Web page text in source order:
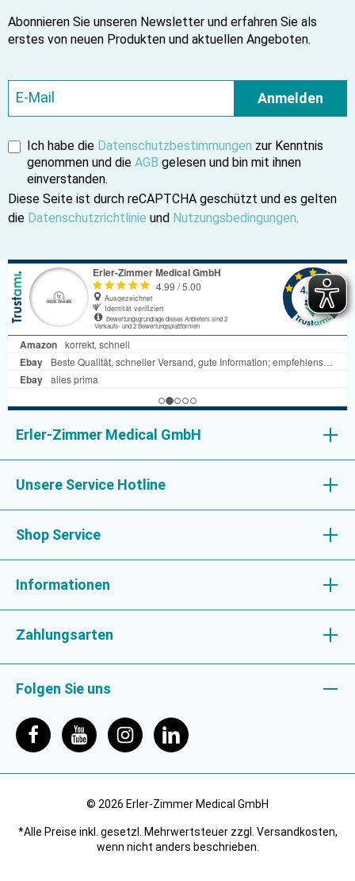
Abonnieren Sie unseren Newsletter und erfahren Sie als
erstes von neuen Produkten und aktuellen Angeboten.
Anmelden
Ich habe die Datenschutzbestimmungen zur Kenntnis
genommen und die AGB gelesen und bin mit ihnen
einverstanden.
Diese Seite ist durch reCAPTCHA geschützt und es gelten
die Datenschutzrichtlinie und Nutzungsbedingungen.
Erler-Zimmer Medical GmbH
Unsere Service Hotline
Shop Service
Informationen
Zahlungsarten
Folgen Sie uns
© 2026 Erler-Zimmer Medical GmbH
*Alle Preise inkl. gesetzl. Mehrwertsteuer zzgl. Versandkosten,
wenn nicht anders beschrieben.